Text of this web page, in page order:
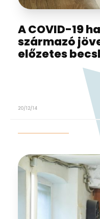
A COVID-19
származó
előzetes
20/12/14